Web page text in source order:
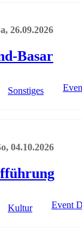
26.09.2026
Basar
Sonstiges
04.10.2026
Kultur Event